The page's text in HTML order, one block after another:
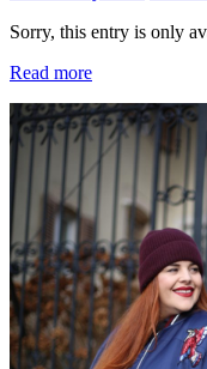
Sorry, this entry is only
Read more